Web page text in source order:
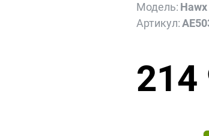
Модель:
Артикул:
214